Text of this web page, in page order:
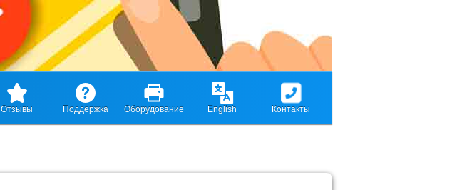
Отзывы Поддержка Оборудование English Контакты